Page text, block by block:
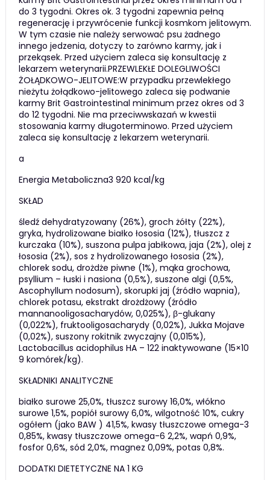
do 3 tygodni. Okres ok. 3 tygodni zapewnia pełną
regenerację i przywrócenie funkcji kosmkom jelitowym.
W tym czasie nie należy serwować psu żadnego
innego jedzenia, dotyczy to zarówno karmy, jak i
przekąsek. Przed użyciem zaleca się konsultację z
lekarzem weterynarii.PRZEWLEKŁE DOLEGLIWOŚCI
ŻOŁĄDKOWO-JELITOWE:W przypadku przewlekłego
nieżytu żołądkowo-jelitowego zaleca się podwanie
karmy Brit Gastrointestinal minimum przez okres od 3
do 12 tygodni. Nie ma przeciwwskazań w kwestii
stosowania karmy długoterminowo. Przed użyciem
zaleca się konsultację z lekarzem weterynarii.
a
Energia Metaboliczna3 920 kcal/kg
SKŁAD
śledź dehydratyzowany (26%), groch żółty (22%),
gryka, hydrolizowane białko łososia (12%), tłuszcz z
kurczaka (10%), suszona pulpa jabłkowa, jaja (2%), olej z
łososia (2%), sos z hydrolizowanego łososia (2%),
chlorek sodu, drożdże piwne (1%), mąka grochowa,
psyllium – łuski i nasiona (0,5%), suszone algi (0,5%,
Ascophyllum nodosum), skorupki jaj (źródło wapnia),
chlorek potasu, ekstrakt drożdżowy (źródło
mannanooligosacharydów, 0,025%), β-glukany
(0,022%), fruktooligosacharydy (0,02%), Jukka Mojave
(0,02%), suszony rokitnik zwyczajny (0,015%),
Lactobacillus acidophilus HA – 122 inaktywowane (15×10
9 komórek/kg).
SKŁADNIKI ANALITYCZNE
białko surowe 25,0%, tłuszcz surowy 16,0%, włókno
surowe 1,5%, popiół surowy 6,0%, wilgotność 10%, cukry
ogółem (jako BAW ) 41,5%, kwasy tłuszczowe omega-3
0,85%, kwasy tłuszczowe omega-6 2,2%, wapń 0,9%,
fosfor 0,6%, sód 2,0%, magnez 0,09%, potas 0,8%.
DODATKI DIETETYCZNE NA 1 KG